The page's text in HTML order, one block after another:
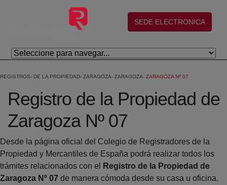
Skip to Main Content
(abre en nueva ventana)
SEDE ELECTRONICA
REGISTROS DE LA PROPIEDAD ZARAGOZA ZARAGOZA ZARAGOZA Nº 07
Registro de la Propiedad de
Zaragoza Nº 07
Desde la página oficial del Colegio de Registradores de la
Propiedad y Mercantiles de España podrá realizar todos los
trámites relacionados con el
Registro de la Propiedad de
Zaragoza Nº 07 de manera cómoda desde su casa u oficina.